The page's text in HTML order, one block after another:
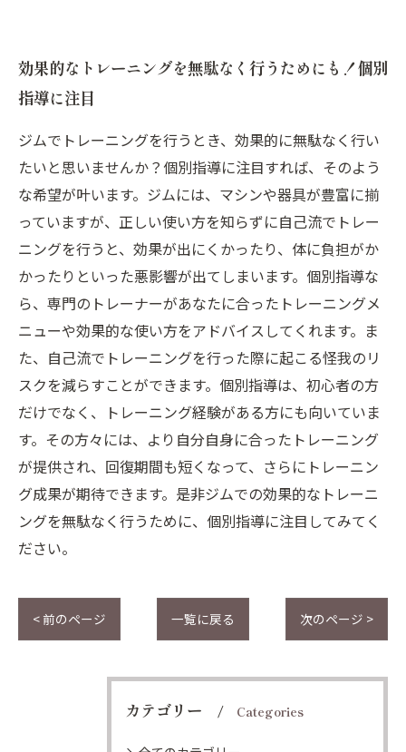
効果的なトレーニングを無駄なく行うためにも！個別
指導に注目
ジムでトレーニングを行うとき、効果的に無駄なく行い
たいと思いませんか？個別指導に注目すれば、そのよう
な希望が叶います。ジムには、マシンや器具が豊富に揃
っていますが、正しい使い方を知らずに自己流でトレー
ニングを行うと、効果が出にくかったり、体に負担がか
かったりといった悪影響が出てしまいます。個別指導な
ら、専門のトレーナーがあなたに合ったトレーニングメ
ニューや効果的な使い方をアドバイスしてくれます。ま
た、自己流でトレーニングを行った際に起こる怪我のリ
スクを減らすことができます。個別指導は、初心者の方
だけでなく、トレーニング経験がある方にも向いていま
す。その方々には、より自分自身に合ったトレーニング
が提供され、回復期間も短くなって、さらにトレーニン
グ成果が期待できます。是非ジムでの効果的なトレーニ
ングを無駄なく行うために、個別指導に注目してみてく
ださい。
< 前のページ 一覧に戻る 次のページ >
カテゴリー Categories